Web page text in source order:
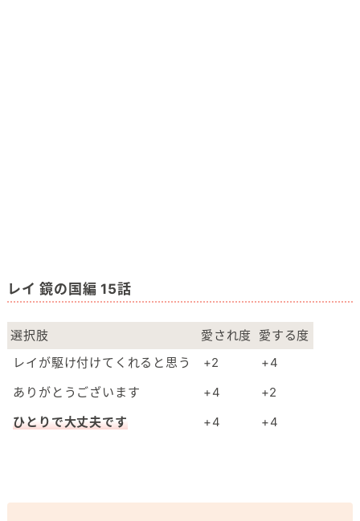
レイ 鏡の国編 15話
選択肢 愛され度 愛する度
レイが駆け付けてくれると思う
+2
+4
ありがとうございます
+4
+2
ひとりで大丈夫です
+4 +4